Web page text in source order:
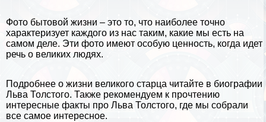
Фото бытовой жизни – это то, что наиболее точно
хаpaктеризует каждого из нас таким, какие мы есть на
самом деле. Эти фото имеют особую ценность, когда идет
речь о великих людях.
Подробнее о жизни великого старца читайте в биографии
Льва Толстого. Также рекомендуем к прочтению
интересные факты про Льва Толстого, где мы собрали
все самое интересное.